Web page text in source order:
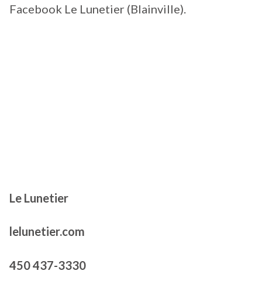
Facebook Le Lunetier (Blainville).
Le Lunetier
lelunetier.com
450 437-3330